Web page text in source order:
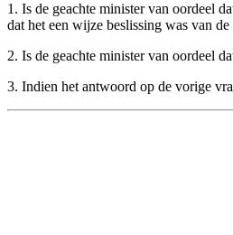
1. Is de geachte minister van oordeel
dat het een wijze beslissing was van
2. Is de geachte minister van oordeel
3. Indien het antwoord op de vorige